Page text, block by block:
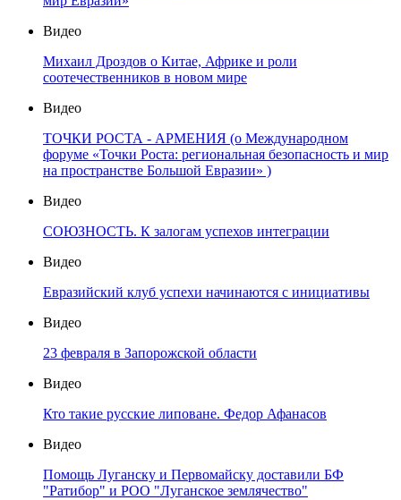
Видео
Михаил Дроздов о Китае, Африке и роли
соотечественников в новом мире
Видео
ТОЧКИ РОСТА - АРМЕНИЯ (о Международном
форуме «Точки Роста: региональная безопасность и мир
на пространстве Большой Евразии» )
Видео
СОЮЗНОСТЬ. К залогам успехов интеграции
Видео
Евразийский клуб успехи начинаются с инициативы
Видео
23 февраля в Запорожской области
Видео
Кто такие русские липоване. Федор Афанасов
Видео
Помощь Луганску и Первомайску доставили БФ
"Ратибор" и РОО "Луганское землячество"